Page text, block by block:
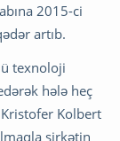
2015-ci
artıb.
texnoloji
hələ heç
Kolbert
şirkətin